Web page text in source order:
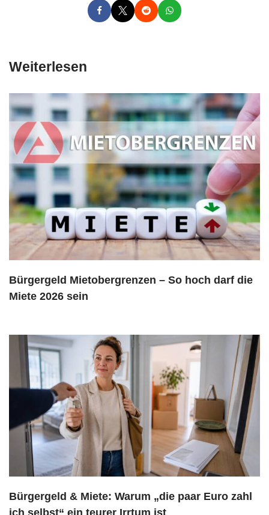
Weiterlesen
Bürgergeld Mietobergrenzen – So hoch darf die
Miete 2026 sein
Bürgergeld & Miete: Warum „die paar Euro zahl
ich selbst“ ein teurer Irrtum ist